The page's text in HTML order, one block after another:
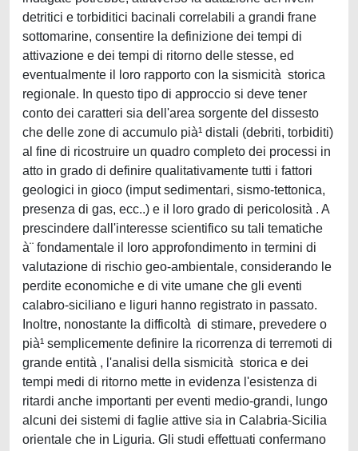
detritici e torbiditici bacinali correlabili a grandi frane
sottomarine, consentire la definizione dei tempi di
attivazione e dei tempi di ritorno delle stesse, ed
eventualmente il loro rapporto con la sismicità storica
regionale. In questo tipo di approccio si deve tener
conto dei caratteri sia dell'area sorgente del dissesto
che delle zone di accumulo pià¹ distali (debriti, torbiditi)
al fine di ricostruire un quadro completo dei processi in
atto in grado di definire qualitativamente tutti i fattori
geologici in gioco (imput sedimentari, sismo-tettonica,
presenza di gas, ecc..) e il loro grado di pericolosità . A
prescindere dall'interesse scientifico su tali tematiche
à¨ fondamentale il loro approfondimento in termini di
valutazione di rischio geo-ambientale, considerando le
perdite economiche e di vite umane che gli eventi
calabro-siciliano e liguri hanno registrato in passato.
Inoltre, nonostante la difficoltà di stimare, prevedere o
pià¹ semplicemente definire la ricorrenza di terremoti di
grande entità , l'analisi della sismicità storica e dei
tempi medi di ritorno mette in evidenza l'esistenza di
ritardi anche importanti per eventi medio-grandi, lungo
alcuni dei sistemi di faglie attive sia in Calabria-Sicilia
orientale che in Liguria. Gli studi effettuati confermano